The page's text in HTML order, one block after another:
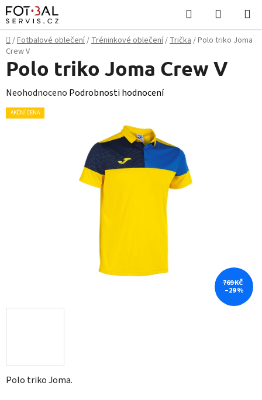
Přejít
na
obsah
Hledat
KOŠÍK
Domů
/Fotbalové oblečení/Tréninkové oblečení/Trička/Polo triko Joma
Crew V
Polo triko Joma.
Polo triko Joma Crew V
Průměrné
hodnocení
Neohodnoceno Podrobnosti hodnocení
AKČNÍ CENA
769 KČ
–29 %